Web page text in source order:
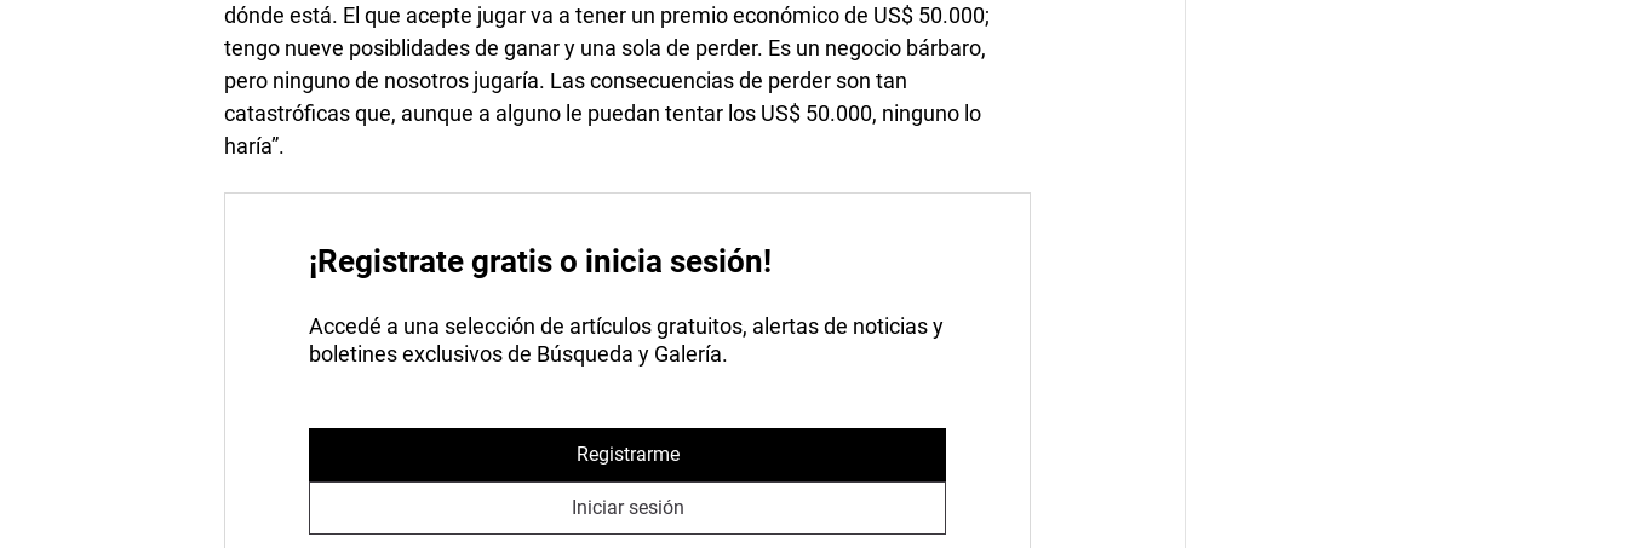
dónde está. El que acepte jugar va a tener un premio económico de US$ 50.000;
tengo nueve posiblidades de ganar y una sola de perder. Es un negocio bárbaro,
pero ninguno de nosotros jugaría. Las consecuencias de perder son tan
catastróficas que, aunque a alguno le puedan tentar los US$ 50.000, ninguno lo
haría”.
¡Registrate gratis o inicia sesión!
Accedé a una selección de artículos gratuitos, alertas de noticias y
boletines exclusivos de Búsqueda y Galería.
Registrarme
Iniciar sesión